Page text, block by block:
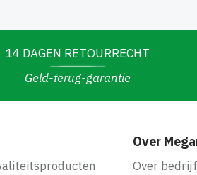
14 DAGEN RETOURRECHT
Geld-terug-garantie
Over
Over bedrijf